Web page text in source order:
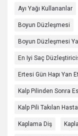
Ayı Yağı Kullananlar
Boyun Düzleşmesi
Boyun Düzleşmesi
En Iyi Saç
Ertesi Gün Hapı Yan
Kalp Pilinden Sonra
Kalp Pili Takılan
Kaplama Diş